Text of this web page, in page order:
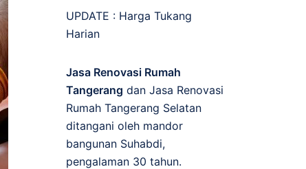
UPDATE : Harga Tukang
Harian
Jasa Renovasi Rumah
Tangerang dan Jasa Renovasi
Rumah Tangerang Selatan
ditangani oleh mandor
bangunan Suhabdi,
pengalaman 30 tahun.